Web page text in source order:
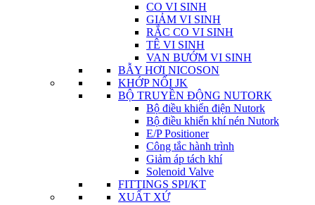
CO VI SINH
GIẢM VI SINH
RẮC CO VI SINH
TÊ VI SINH
VAN BƯỚM VI SINH
BẪY HƠI NICOSON
KHỚP NỐI JK
BỘ TRUYỀN ĐỘNG NUTORK
Bộ điều khiển điện Nutork
Bộ điều khiển khí nén Nutork
E/P Positioner
Công tắc hành trình
Giảm áp tách khí
Solenoid Valve
FITTINGS SPI/KT
XUẤT XỨ